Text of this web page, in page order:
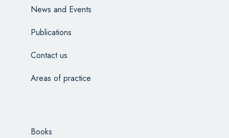
News and Events
Publications
Contact us
Areas of practice
Books